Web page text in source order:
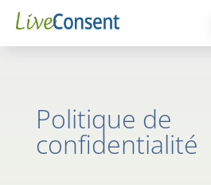
Politique de
confidentialité